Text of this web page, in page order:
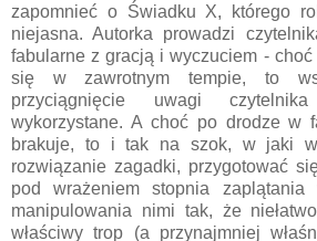
zapomnieć o Świadku X, którego
niejasna. Autorka prowadzi
fabularne z gracją i wyczuciem -
się w zawrotnym tempie, to
przyciągnięcie uwagi
wykorzystane. A choć po drodze w
brakuje, to i tak na szok, w jaki
rozwiązanie zagadki, przygotować
pod wrażeniem stopnia zaplątania
manipulowania nimi tak, że
właściwy trop (a przynajmniej